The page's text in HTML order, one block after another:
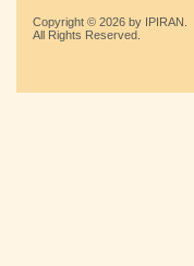
Copyright © 2026 by IPIRAN.
All Rights Reserved.